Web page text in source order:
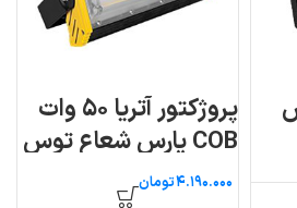
پروژکتور آتریا ۵۰ وات
COB پارس شعاع توس
تومان